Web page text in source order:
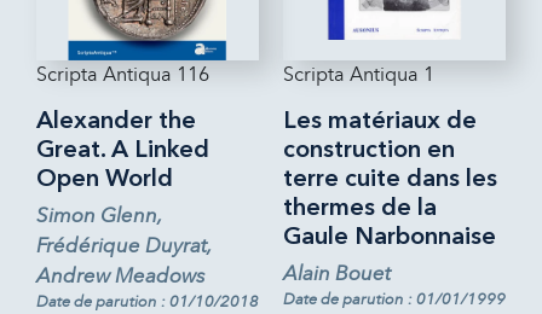
Scripta Antiqua 116
Alexander the
Great. A Linked
Open World
Simon Glenn,
Frédérique Duyrat,
Andrew Meadows
Date de parution : 01/10/2018
Scripta Antiqua 1
Les matériaux de
construction en
terre cuite dans les
thermes de la
Gaule Narbonnaise
Alain Bouet
Date de parution : 01/01/1999